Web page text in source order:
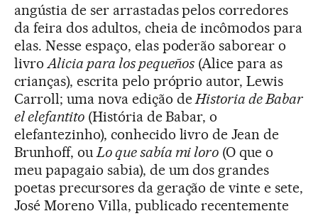
angústia de ser arrastadas pelos corredores
da feira dos adultos, cheia de incômodos para
elas. Nesse espaço, elas poderão saborear o
livroAlicia para los pequeños (Alice para as
crianças), escrita pelo próprio autor, Lewis
Carroll; uma nova edição deHistoria de Babar
el elefantito(História de Babar, o
elefantezinho), conhecido livro de Jean de
Brunhoff, ouLo que sabía mi loro (O que o
meu papagaio sabia), de um dos grandes
poetas precursores da geração de vinte e sete,
José Moreno Villa, publicado recentemente